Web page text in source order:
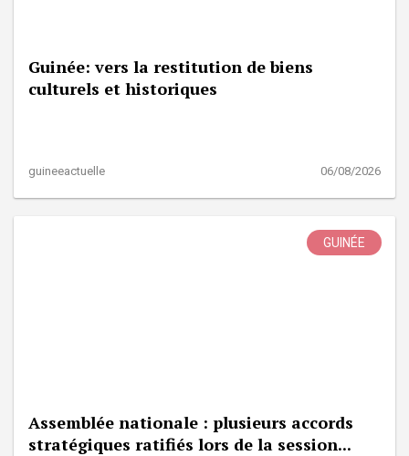
Guinée: vers la restitution de biens
culturels et historiques
guineeactuelle 06/08/2026
GUINÉE
Assemblée nationale : plusieurs accords
stratégiques ratifiés lors de la session...